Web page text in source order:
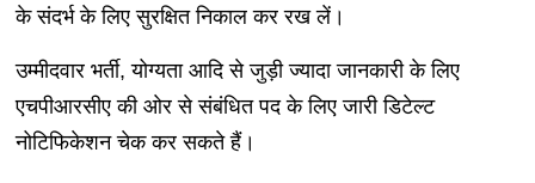
के संदर्भ के लिए सुरक्षित निकाल कर रख लें।
उम्मीदवार भर्ती, योग्यता आदि से जुड़ी ज्यादा जानकारी के लिए
एचपीआरसीए की ओर से संबंधित पद के लिए जारी डिटेल्ट
नोटिफिकेशन चेक कर सकते हैं।